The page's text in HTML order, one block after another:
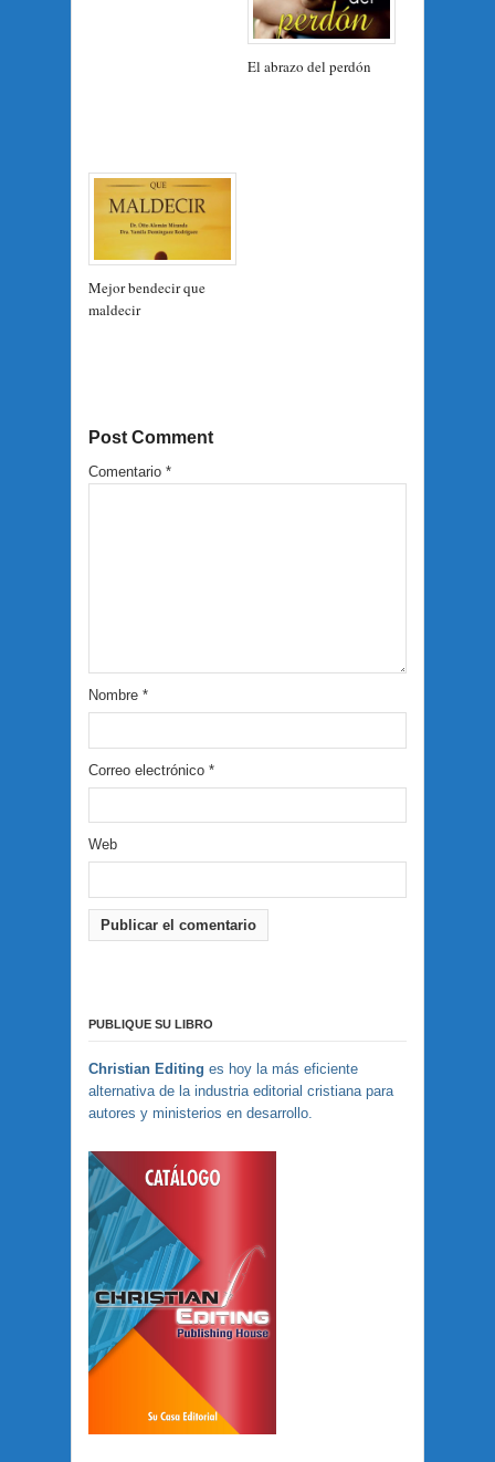
El abrazo del perdón
Mejor bendecir que
maldecir
Post Comment
Comentario *
Nombre *
Correo electrónico *
Web
PUBLIQUE SU LIBRO
Christian Editing es hoy la más eficiente
alternativa de la industria editorial cristiana para
autores y ministerios en desarrollo.